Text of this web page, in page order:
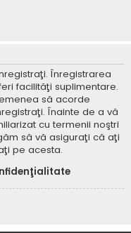
Înregistrarea
facilităţi suplimentare.
să acorde
Înainte de a vă
cu termenii noştri
să vă asiguraţi că aţi
pe acesta.